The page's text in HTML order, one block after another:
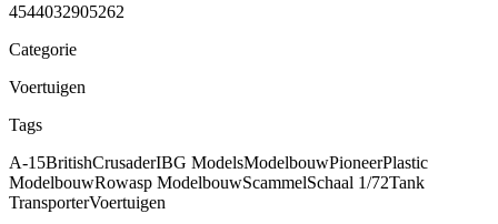
4544032905262
Categorie
Voertuigen
Tags
A-15BritishCrusaderIBG ModelsModelbouwPioneerPlastic
ModelbouwRowasp ModelbouwScammelSchaal 1/72Tank
TransporterVoertuigen